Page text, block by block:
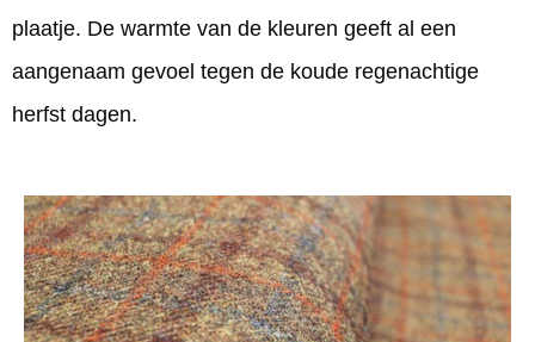
plaatje. De warmte van de kleuren geeft al een
aangenaam gevoel tegen de koude regenachtige
herfst dagen.